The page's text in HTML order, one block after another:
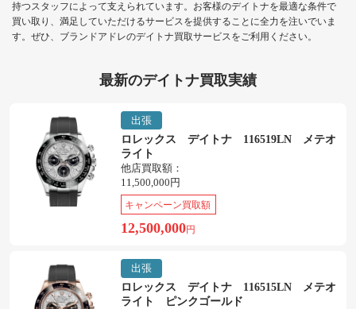
持つスタッフによって支えられています。お客様のデイトナを最適な条件で
買い取り、満足していただけるサービスを提供することに全力を注いでいま
す。ぜひ、ブランドアドレのデイトナ買取サービスをご利用ください。
最新のデイトナ買取実績
出張
ロレックス デイトナ 116519LN メテオ
ライト
他店買取額：
11,500,000円
キャンペーン買取額
12,500,000円
出張
ロレックス デイトナ 116515LN メテオ
ライト ピンクゴールド